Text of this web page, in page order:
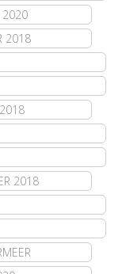
2020
2018
2018